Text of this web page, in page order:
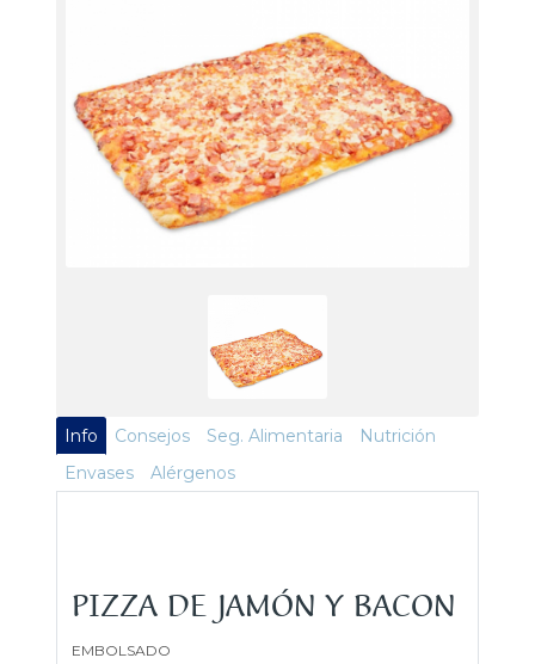
Info Consejos Seg. Alimentaria
Nutrición
Envases
Alérgenos
PIZZA DE JAMÓN Y BACON
EMBOLSADO